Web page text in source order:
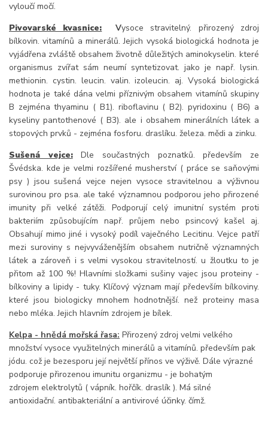
vyloučí močí.
Pivovarské kvasnice:
Vysoce stravitelný. přirozený zdroj
bílkovin. vitamínů a minerálů. Jejich vysoká biologická hodnota je
vyjádřena zvláště obsahem životně důležitých aminokyselin. které
organismus zvířat sám neumí syntetizovat. jako je např. lysin.
methionin. cystin. leucin. valin. izoleucin. aj. Vysoká biologická
hodnota je také dána velmi příznivým obsahem vitamínů skupiny
B zejména thyaminu ( B1). riboflavinu ( B2). pyridoxinu ( B6) a
kyseliny pantothenové ( B3). ale i obsahem minerálních látek a
stopových prvků - zejména fosforu. draslíku. železa. mědi a zinku.
Sušená vejce:
Dle součastných poznatků. především ze
Švédska. kde je velmi rozšířené musherství ( práce se saňovými
psy ) jsou sušená vejce nejen vysoce stravitelnou a výživnou
surovinou pro psa. ale také významnou podporou jeho přirozené
imunity při velké zátěži. Podporují celý imunitní systém proti
bakteriím způsobujícím např. průjem nebo psincový kašel aj.
Obsahují mimo jiné i vysoký podíl vaječného Lecitinu. Vejce patří
mezi suroviny s nejvyváženějším obsahem nutričně významných
látek a zároveň i s velmi vysokou stravitelností. u žloutku to je
přitom až 100 %! Hlavními složkami sušiny vajec jsou proteiny -
bílkoviny a lipidy - tuky. Klíčový význam mají především bílkoviny.
které jsou biologicky mnohem hodnotnější. než proteiny masa
nebo mléka. Jejich hlavním zdrojem je bílek.
Kelpa - hnědá mořská řasa: Přirozený zdroj velmi velkého
množství vysoce využitelných minerálů a vitamínů. především pak
jódu. což je bezesporu její největší přínos ve výživě. Dále výrazné
podporuje přirozenou imunitu organizmu - je bohatým
zdrojem elektrolytů ( vápník. hořčík. draslík ). Má silné
antioxidační. antibakteriální a antivirové účinky. čímž.